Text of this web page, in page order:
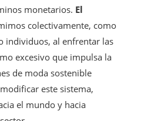
monetarios. El
colectivamente, como
individuos, al enfrentar las
excesivo que impulsa la
de moda sostenible
este sistema,
el mundo y hacia